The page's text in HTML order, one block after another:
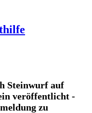
Steinwurf auf
veröffentlicht -
zu